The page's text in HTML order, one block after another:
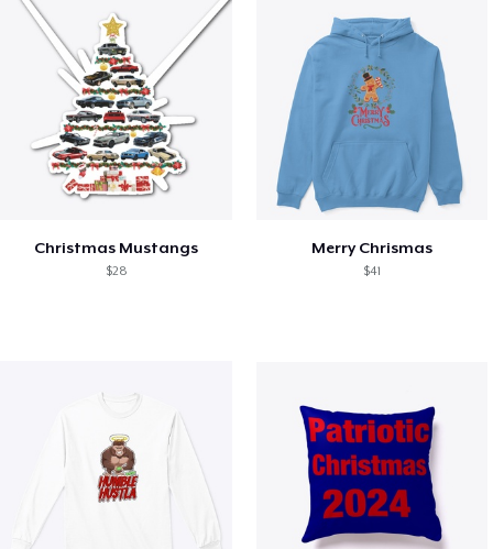
Christmas Mustangs
$28
Merry Chrismas
$41